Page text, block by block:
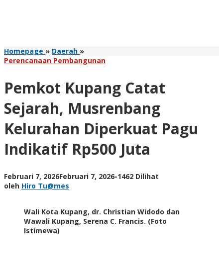
Homepage » Daerah »Pemkot
Kupang
Musrenbang
Kelurahan
Diperkuat
Pagu
Indikatif
Rp500
Juta
Perencanaan Pembangunan
Pemkot Kupang Catat
Sejarah, Musrenbang
Kelurahan Diperkuat Pagu
Indikatif Rp500 Juta
Februari 7, 2026Februari 7, 2026oleh
-1462 Dilihat
oleh Hiro Tu@mes
Wali Kota Kupang, dr. Christian Widodo dan
Wawali Kupang, Serena C. Francis. (Foto
Istimewa)